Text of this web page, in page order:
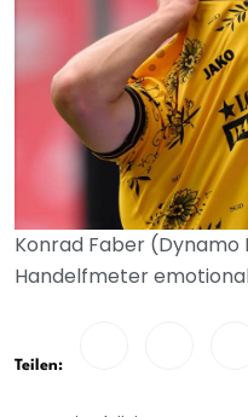
Konrad Faber
Handelfmeter
Teilen: